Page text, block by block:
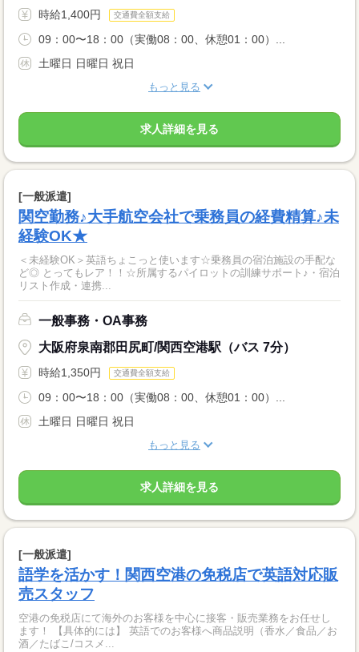
時給1,400円 交通費全額支給
09：00〜18：00（実働08：00、休憩01：00）...
土曜日 日曜日 祝日
もっと見る
求人詳細を見る
[一般派遣]
関空勤務♪大手航空会社で乗務員の経費精算♪未
経験OK★
＜未経験OK＞英語ちょこっと使います☆乗務員の宿泊施設の手配な
ど◎ とってもレア！！☆所属するパイロットの訓練サポート♪・宿泊
リスト作成・連携...
一般事務・OA事務
大阪府泉南郡田尻町/関西空港駅（バス 7分）
時給1,350円 交通費全額支給
09：00〜18：00（実働08：00、休憩01：00）...
土曜日 日曜日 祝日
もっと見る
求人詳細を見る
[一般派遣]
語学を活かす！関西空港の免税店で英語対応販
売スタッフ
空港の免税店にて海外のお客様を中心に接客・販売業務をお任せし
ます！ 【具体的には】 英語でのお客様へ商品説明（香水／食品／お
酒／たばこ/コスメ...